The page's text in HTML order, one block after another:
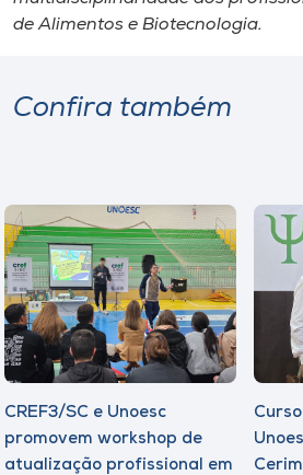
de Alimentos e Biotecnologia.
Confira também
CREF3/SC e Unoesc
promovem workshop de
atualização profissional em